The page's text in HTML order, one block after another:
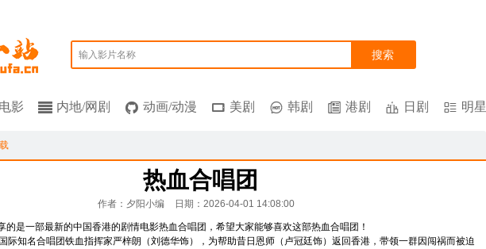
输入影片名称 搜索
电影 内地/网剧 动画/动漫 美剧 韩剧 港剧 日剧 明星
热血合唱团
作者：夕阳小编 日期：2026-04-01 14:08:00
的是一部最新的中国香港的剧情电影热血合唱团，希望大家能够喜欢这部热血合唱团！
际知名合唱团铁血指挥家严梓朗（刘德华饰），为帮助昔日恩师（卢冠廷饰）返回香港，带领一群因闯祸而被迫